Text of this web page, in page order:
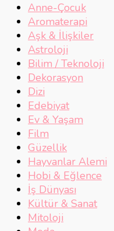
Anne-Çocuk
Aromaterapi
Aşk & İlişkiler
Astroloji
Bilim / Teknoloji
Dekorasyon
Dizi
Edebiyat
Ev & Yaşam
Film
Güzellik
Hayvanlar Alemi
Hobi & Eğlence
İş Dünyası
Kültür & Sanat
Mitoloji